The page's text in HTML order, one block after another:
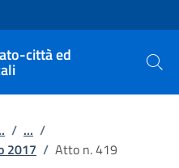
città ed
Cerca
/ ... /
2017 / Atto n. 419